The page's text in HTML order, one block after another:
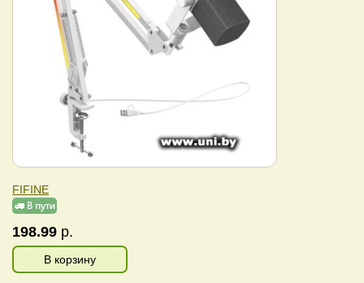
FIFINE
198.99 р.
В корзину